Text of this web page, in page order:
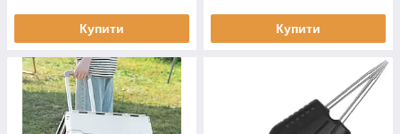
Купити Купити